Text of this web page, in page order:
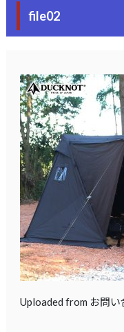
file02
Uploaded from お問